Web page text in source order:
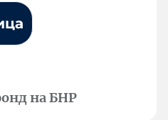
на БНР